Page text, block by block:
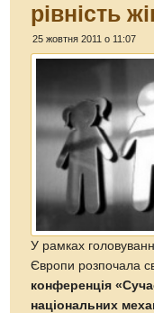
рівність
25 жовтня 2011 о 11:07
У рамках
Європи розпочала
конференція
національних